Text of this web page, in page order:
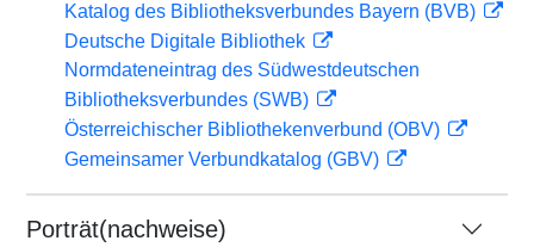
Katalog des Bibliotheksverbundes Bayern (BVB)
Deutsche Digitale Bibliothek
Normdateneintrag des Südwestdeutschen
Bibliotheksverbundes (SWB)
Österreichischer Bibliothekenverbund (OBV)
Gemeinsamer Verbundkatalog (GBV)
Porträt(nachweise)